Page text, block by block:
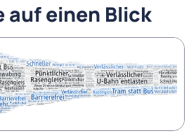
auf einen Blick